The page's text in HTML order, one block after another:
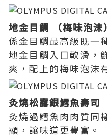
地金目鯛 （梅味泡沫
係金目鯛最高級既一
地金目鯛入口軟滑，
爽，配上的梅味泡沫
灸燒松露銀鱈魚壽司
灸燒過鱈魚肉肉質同
顯，讓味道更豐富。